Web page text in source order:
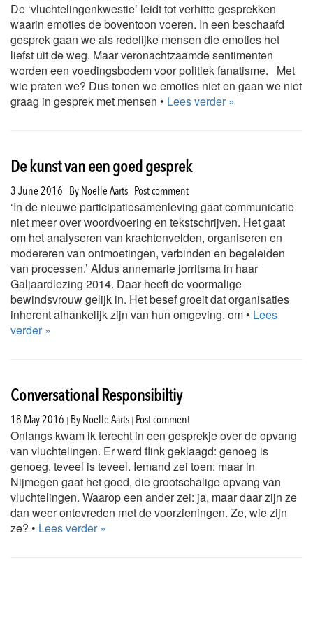
De ‘vluchtelingenkwestie’ leidt tot verhitte gesprekken
waarin emoties de boventoon voeren. In een beschaafd
gesprek gaan we als redelijke mensen die emoties het
liefst uit de weg. Maar veronachtzaamde sentimenten
worden een voedingsbodem voor politiek fanatisme. Met
wie praten we? Dus tonen we emoties niet en gaan we niet
graag in gesprek met mensen • Lees verder »
De kunst van een goed gesprek
3 June 2016 | By Noelle Aarts | Post comment
‘In de nieuwe participatiesamenleving gaat communicatie
niet meer over woordvoering en tekstschrijven. Het gaat
om het analyseren van krachtenvelden, organiseren en
modereren van ontmoetingen, verbinden en begeleiden
van processen.’ Aldus annemarie jorritsma in haar
Galjaardlezing 2014. Daar heeft de voormalige
bewindsvrouw gelijk in. Het besef groeit dat organisaties
inherent afhankelijk zijn van hun omgeving. om • Lees
verder »
Conversational Responsibiltiy
18 May 2016 | By Noelle Aarts | Post comment
Onlangs kwam ik terecht in een gesprekje over de opvang
van vluchtelingen. Er werd flink geklaagd: genoeg is
genoeg, teveel is teveel. Iemand zei toen: maar in
Nijmegen gaat het goed, die grootschalige opvang van
vluchtelingen. Waarop een ander zei: ja, maar daar zijn ze
dan weer ontevreden met de voorzieningen. Ze, wie zijn
ze? • Lees verder »